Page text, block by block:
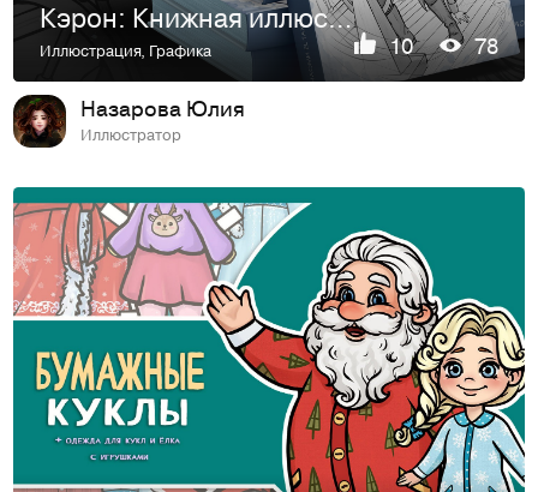
Кэрон: Книжная иллюстрация| Book illustration case
Иллюстрация, Графика 10 78
Назарова Юлия
Иллюстратор